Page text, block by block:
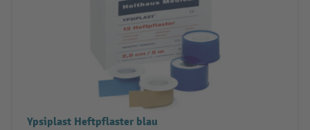
Ypsiplast Heftpflaster blau